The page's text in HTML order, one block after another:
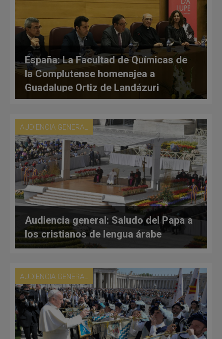
España: La Facultad de Químicas de
la Complutense homenajea a
Guadalupe Ortiz de Landázuri
AUDIENCIA GENERAL
Audiencia general: Saludo del Papa a
los cristianos de lengua árabe
AUDIENCIA GENERAL